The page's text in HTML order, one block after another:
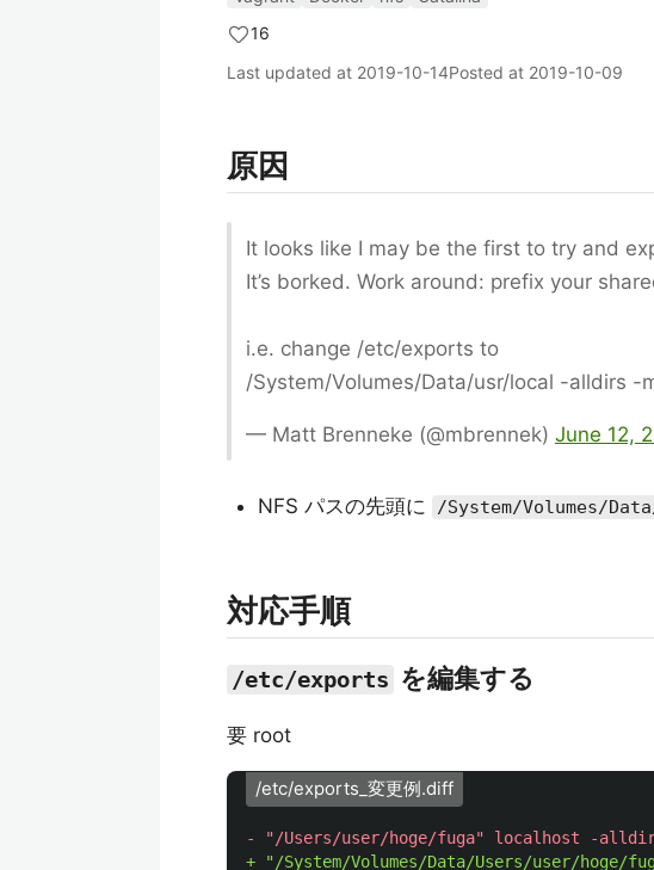
16
Last updated at 2019-10-14Posted at 2019-10-09
原因
It looks like I may be the first to try and
It’s borked. Work around: prefix your
i.e. change /etc/exports to
/System/Volumes/Data/usr/local -alldirs -
— Matt Brenneke (@mbrennek) June 12,
NFS パスの先頭に /System/Volumes/
対応手順
/etc/exports を編集する
要 root
/etc/exports_変更例.diff